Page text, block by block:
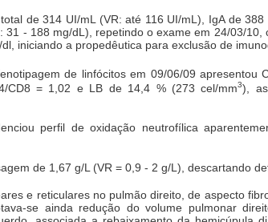
de 314 UI/mL (VR: até 116 UI/mL), IgA de
- 188 mg/dL), repetindo o exame em 24/03/
iniciando a propedêutica para exclusão de
de linfócitos em 09/06/09 apresentou
CD8 = 1,02 e LB de 14,4 % (273 cel/mm3),
perfil de oxidação neutrofílica
de 1,67 g/L (VR = 0,9 - 2 g/L), descartando
e reticulares no pulmão direito, de aspecto
se ainda redução do volume pulmonar